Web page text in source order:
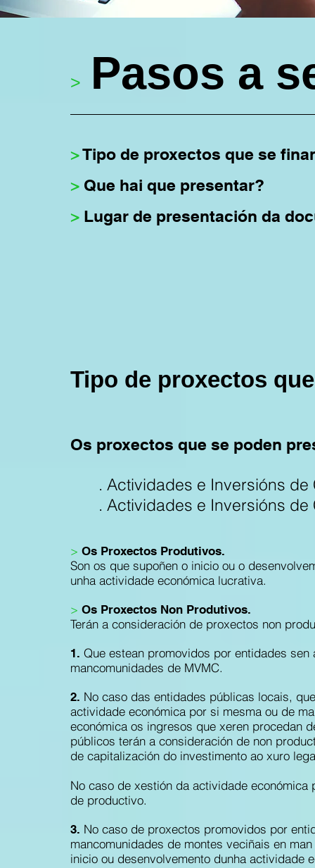
> Pasos a
>Tipo de proxectos que se
> Que hai que presentar?
> Lugar de presentación da
Tipo de proxectos
Os proxectos que se poden
. Actividades e Inversións
. Actividades e Inversións
> Os Proxectos Produtivos.
Son os que supoñen o inicio ou o
unha actividade económica lucrativa.
> Os Proxectos Non Produtivos.
Terán a consideración de proxectos non
1. Que estean promovidos por entidades
mancomunidades de MVMC.
2. No caso das entidades públicas locais,
actividade económica por si mesma ou de
económica os ingresos que xeren procedan
públicos terán a consideración de non
de capitalización do investimento ao xuro
No caso de xestión da actividade
de productivo.
3. No caso de proxectos promovidos por
mancomunidades de montes veciñais en
inicio ou desenvolvemento dunha actividade